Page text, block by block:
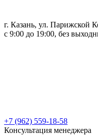
г. Казань, ул. Парижской
с 9:00 до 19:00, без
+7 (962) 559-18-58
Консультация менеджера